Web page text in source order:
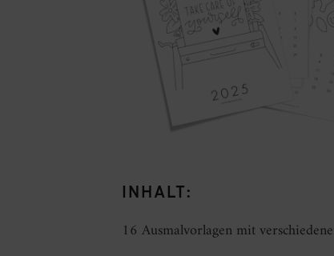
INHALT:
16 Ausmalvorlagen mit